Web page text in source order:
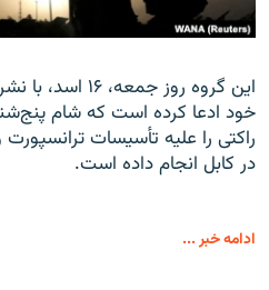
این گروه روز
خود ادعا کرده است که شام
راکتی را علیه تأسیسات ترانسپورت
در کابل انجام داده است.
ادامه خبر ...